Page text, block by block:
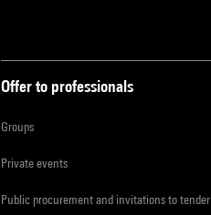
Offer to professionals
Groups
Private events
Public procurement and invitations to tender